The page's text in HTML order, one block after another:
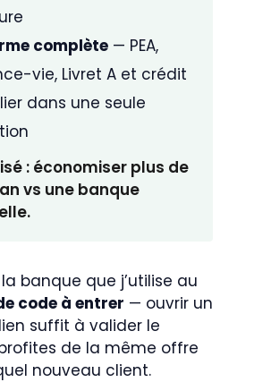
complète — PEA,
vie, Livret A et crédit
dans une seule
: économiser plus de
vs une banque
banque que j’utilise au
code à entrer — ouvrir un
suffit à valider le
de la même offre
nouveau client.